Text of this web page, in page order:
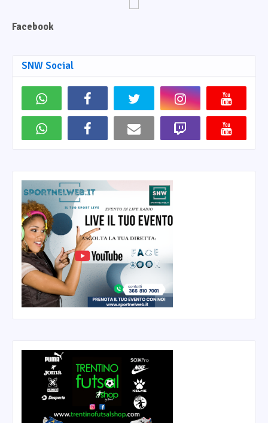
Facebook
SNW Social